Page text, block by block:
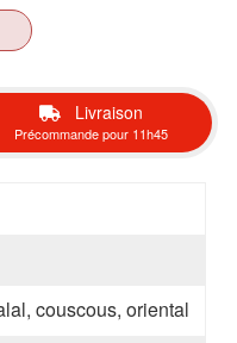
Livraison
Précommande pour 11h45
couscous, oriental